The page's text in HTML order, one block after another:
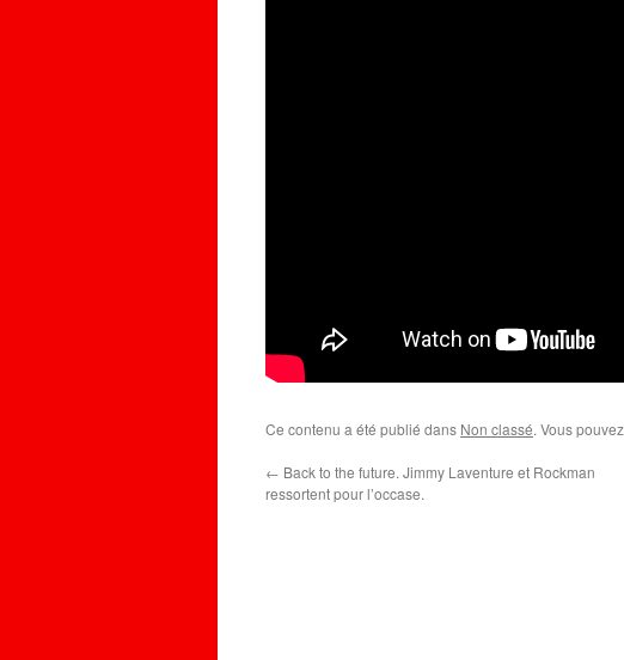
Ce contenu a été publié dans Non classé. Vous
← Back to the future. Jimmy Laventure et Rockman
ressortent pour l’occase.